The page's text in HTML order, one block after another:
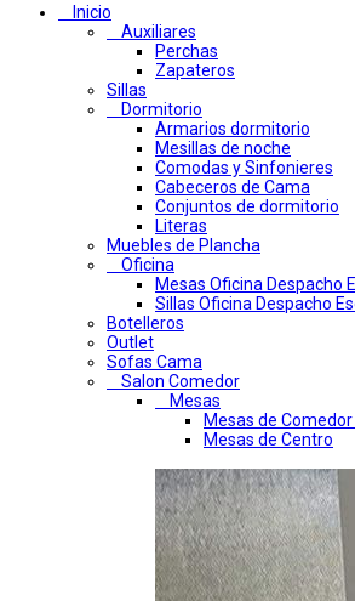
Inicio
Auxiliares
Perchas
Zapateros
Sillas
Dormitorio
Armarios dormitorio
Mesillas de noche
Comodas y Sinfonieres
Cabeceros de Cama
Conjuntos de dormitorio
Literas
Muebles de Plancha
Oficina
Mesas Oficina Despacho
Sillas Oficina Despacho
Botelleros
Outlet
Sofas Cama
Salon Comedor
Mesas
Mesas de
Mesas de Centro